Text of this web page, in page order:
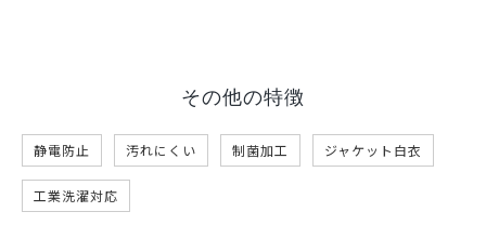
その他の特徴
静電防止 汚れにくい 制菌加工 ジャケット白衣
工業洗濯対応